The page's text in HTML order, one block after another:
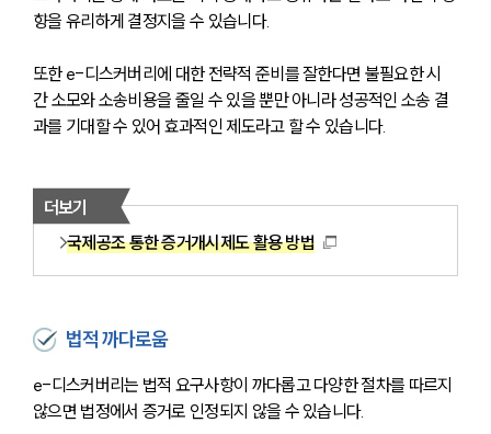
향을 유리하게 결정지을 수 있습니다.
또한 e-디스커버리에 대한 전략적 준비를 잘한다면 불필요한 시
간 소모와 소송비용을 줄일 수 있을 뿐만 아니라 성공적인 소송 결
과를 기대할 수 있어 효과적인 제도라고 할 수 있습니다.
더보기
국제공조 통한 증거개시제도 활용 방법
법적 까다로움
e-디스커버리는 법적 요구사항이 까다롭고 다양한 절차를 따르지
않으면 법정에서 증거로 인정되지 않을 수 있습니다.